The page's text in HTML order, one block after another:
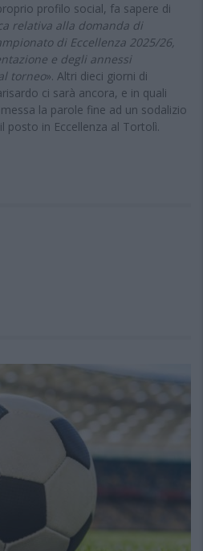
profilo social, fa sapere di
relativa alla domanda di
di Eccellenza 2025/26,
e degli annessi
torneo». Altri dieci giorni di
ci sarà ancora, e in quali
la parole fine ad un sodalizio
posto in Eccellenza al Tortolì.